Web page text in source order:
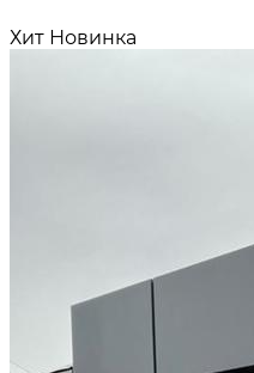
Хит Новинка